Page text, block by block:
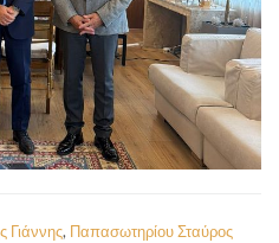
Γιάννης, Παπασωτηρίου Σταύρος